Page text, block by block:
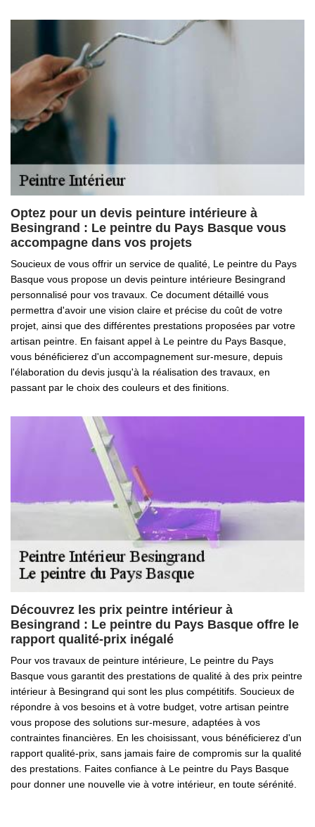
Optez pour un devis peinture intérieure à
Besingrand : Le peintre du Pays Basque vous
accompagne dans vos projets
Soucieux de vous offrir un service de qualité, Le peintre du Pays
Basque vous propose un devis peinture intérieure Besingrand
personnalisé pour vos travaux. Ce document détaillé vous
permettra d'avoir une vision claire et précise du coût de votre
projet, ainsi que des différentes prestations proposées par votre
artisan peintre. En faisant appel à Le peintre du Pays Basque,
vous bénéficierez d'un accompagnement sur-mesure, depuis
l'élaboration du devis jusqu'à la réalisation des travaux, en
passant par le choix des couleurs et des finitions.
Découvrez les prix peintre intérieur à
Besingrand : Le peintre du Pays Basque offre le
rapport qualité-prix inégalé
Pour vos travaux de peinture intérieure, Le peintre du Pays
Basque vous garantit des prestations de qualité à des prix peintre
intérieur à Besingrand qui sont les plus compétitifs. Soucieux de
répondre à vos besoins et à votre budget, votre artisan peintre
vous propose des solutions sur-mesure, adaptées à vos
contraintes financières. En les choisissant, vous bénéficierez d'un
rapport qualité-prix, sans jamais faire de compromis sur la qualité
des prestations. Faites confiance à Le peintre du Pays Basque
pour donner une nouvelle vie à votre intérieur, en toute sérénité.